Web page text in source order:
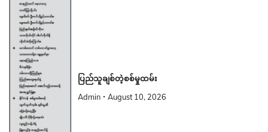
ပြည်သူချစ်တဲ့စစ်မှုထမ်း
Admin August 10, 2026